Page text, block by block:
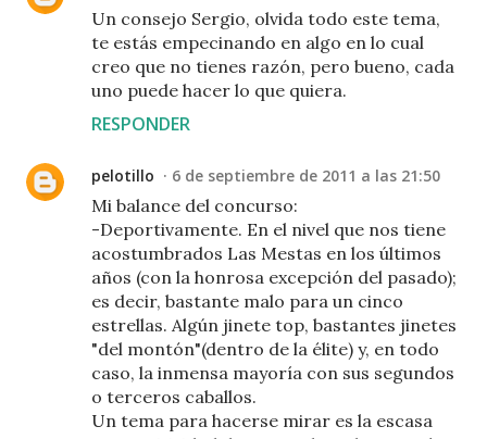
Un consejo Sergio, olvida todo este tema,
te estás empecinando en algo en lo cual
creo que no tienes razón, pero bueno, cada
uno puede hacer lo que quiera.
RESPONDER
pelotillo 6 de septiembre de 2011 a las 21:50
Mi balance del concurso:
-Deportivamente. En el nivel que nos tiene
acostumbrados Las Mestas en los últimos
años (con la honrosa excepción del pasado);
es decir, bastante malo para un cinco
estrellas. Algún jinete top, bastantes jinetes
"del montón"(dentro de la élite) y, en todo
caso, la inmensa mayoría con sus segundos
o terceros caballos.
Un tema para hacerse mirar es la escasa